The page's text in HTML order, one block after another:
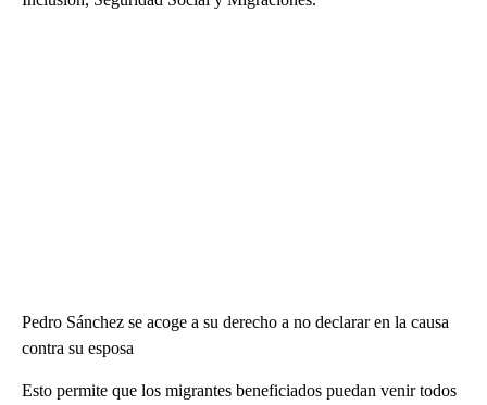
Pedro Sánchez se acoge a su derecho a no declarar en la causa
contra su esposa
Esto permite que los migrantes beneficiados puedan venir todos